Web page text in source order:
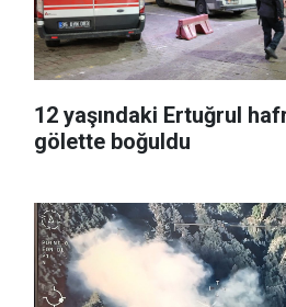
12 yaşındaki Ertuğrul
gölette boğuldu